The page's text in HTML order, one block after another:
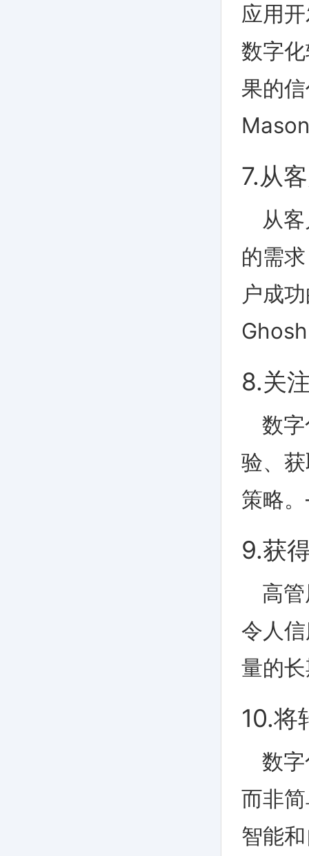
应用
数字
果的
7.从
从
的需
户成
8.关
数
验、
策略
9.获
高
令人
量的
10.将
数
而非
智能